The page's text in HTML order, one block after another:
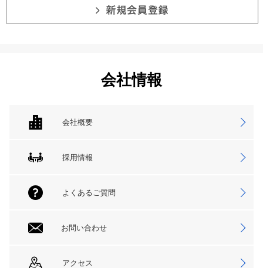
会社情報
会社概要
採用情報
よくあるご質問
お問い合わせ
アクセス